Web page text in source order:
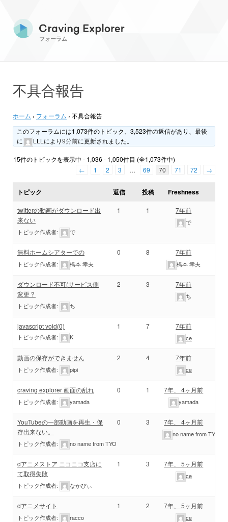
フォーラム
不具合報告
ホーム › フォーラム › 不具合報告
このフォーラムには1,073件のトピック、3,523件の返信があり、最後
に
LLL により9分前に更新されました。
15件のトピックを表示中 - 1,036 - 1,050件目 (全1,073件中)
←
1 2 3 … 69 70 71 72 →
トピック 返信 投稿 Freshness
twitterの動画がダウンロード出
来ない
トピック作成者: で
1 1 7年前
で
無料ホームシアターでの
トピック作成者: 橋本 幸夫
0 8 7年前
橋本 幸夫
ダウンロード不可(サービス側
変更？
トピック作成者: ち
2 3 7年前
ち
javascript void(0)
トピック作成者: K
1 7 7年前
ce
動画の保存ができません
トピック作成者: pipi
2 4 7年前
ce
craving explorer 画面の乱れ
トピック作成者: yamada
0 1 7年、 4ヶ月前
yamada
YouTubeの一部動画を再生・保
存出来ない。
トピック作成者: no name from TYO
0 3 7年、 4ヶ月前
no name from TYO
dアニメストア ニコニコ支店に
て取得失敗
トピック作成者: なかぴぃ
1 3 7年、 5ヶ月前
ce
dアニメサイト
トピック作成者: racco
1 2 7年、 5ヶ月前
ce